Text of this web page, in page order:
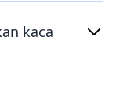
kaca